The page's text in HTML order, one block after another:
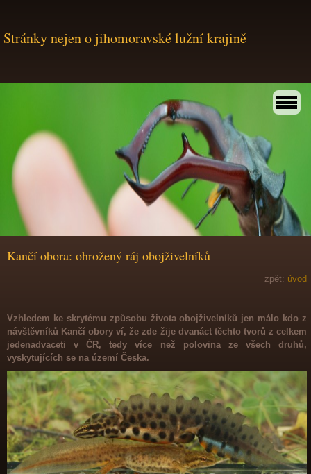
Stránky nejen o jihomoravské lužní krajině
Kančí obora: ohrožený ráj obojživelníků
zpět: úvod
Vzhledem ke skrytému způsobu života obojživelníků jen málo kdo z
návštěvníků Kančí obory ví, že zde žije dvanáct těchto tvorů z celkem
jedenadvaceti v ČR, tedy více než polovina ze všech druhů,
vyskytujících se na území Česka.